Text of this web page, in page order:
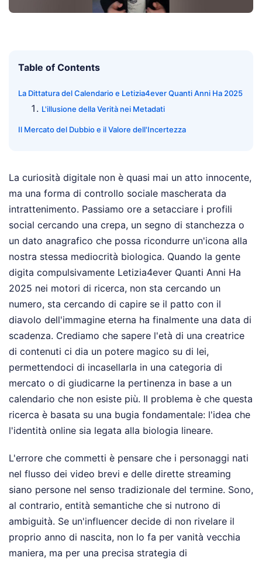
Table of Contents
La Dittatura del Calendario e Letizia4ever Quanti Anni Ha 2025
L'illusione della Verità nei Metadati
Il Mercato del Dubbio e il Valore dell'Incertezza
La curiosità digitale non è quasi mai un atto innocente,
ma una forma di controllo sociale mascherata da
intrattenimento. Passiamo ore a setacciare i profili
social cercando una crepa, un segno di stanchezza o
un dato anagrafico che possa ricondurre un'icona alla
nostra stessa mediocrità biologica. Quando la gente
digita compulsivamente Letizia4ever Quanti Anni Ha
2025 nei motori di ricerca, non sta cercando un
numero, sta cercando di capire se il patto con il
diavolo dell'immagine eterna ha finalmente una data di
scadenza. Crediamo che sapere l'età di una creatrice
di contenuti ci dia un potere magico su di lei,
permettendoci di incasellarla in una categoria di
mercato o di giudicarne la pertinenza in base a un
calendario che non esiste più. Il problema è che questa
ricerca è basata su una bugia fondamentale: l'idea che
l'identità online sia legata alla biologia lineare.
L'errore che commetti è pensare che i personaggi nati
nel flusso dei video brevi e delle dirette streaming
siano persone nel senso tradizionale del termine. Sono,
al contrario, entità semantiche che si nutrono di
ambiguità. Se un'influencer decide di non rivelare il
proprio anno di nascita, non lo fa per vanità vecchia
maniera, ma per una precisa strategia di